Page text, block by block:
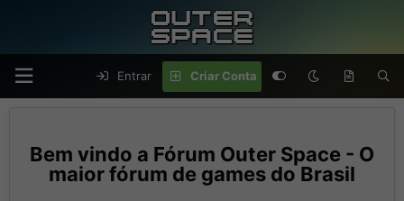
Entrar Criar Conta
Fórum Outer Space - O
maior fórum de games do Brasil